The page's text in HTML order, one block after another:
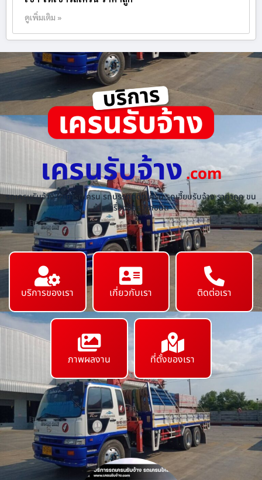
ดูเพิ่มเติม »
เครนรับจ้าง.com
รถเครนรับจ้าง ให้เช่ารถเครน รถบรรทุกติดเครน รถเฮี๊ยบรับจ้าง ราคาถูก ขน
ย้ายเครื่องจักร ทุกชนิด
บริการของเรา เกี่ยวกับเรา ติดต่อเรา
ภาพผลงาน ที่ตั้งของเรา